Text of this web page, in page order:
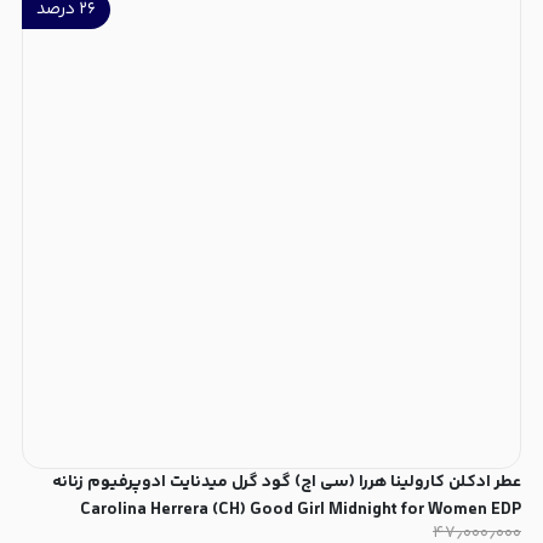
۲۶ درصد
عطر ادکلن کارولینا هررا (سی اچ) گود گرل میدنایت ادوپرفیوم زنانه
Carolina Herrera (CH) Good Girl Midnight for Women EDP
۴۷٫۰۰۰٫۰۰۰